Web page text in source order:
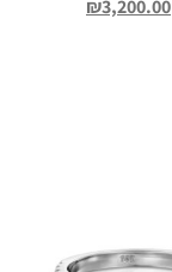
₪3,200.00